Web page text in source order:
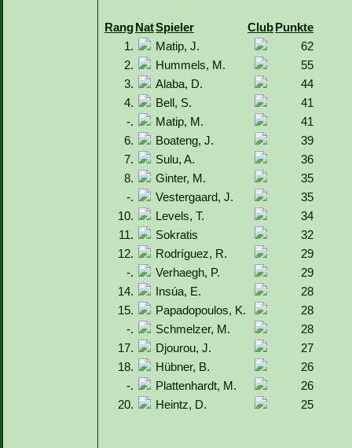
RangNatSpieler ClubPunkte
1.
Matip, J.
62
2.
Hummels, M.
55
3.
Alaba, D.
44
4.
Bell, S.
41
-.
Matip, M.
41
6.
Boateng, J.
39
7.
Sulu, A.
36
8.
Ginter, M.
35
-.
Vestergaard, J.
35
10.
Levels, T.
34
11.
Sokratis
32
12.
Rodríguez, R.
29
-.
Verhaegh, P.
29
14.
Insúa, E.
28
15.
Papadopoulos, K.
28
-.
Schmelzer, M.
28
17.
Djourou, J.
27
18.
Hübner, B.
26
-.
Plattenhardt, M.
26
20.
Heintz, D. 25